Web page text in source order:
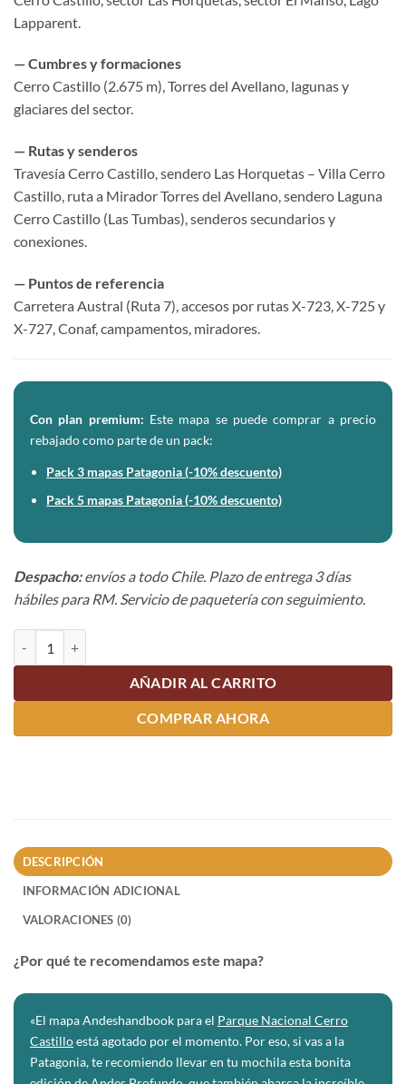
Lapparent.
— Cumbres y formaciones
Cerro Castillo (2.675 m), Torres del Avellano, lagunas y
glaciares del sector.
— Rutas y senderos
Travesía Cerro Castillo, sendero Las Horquetas – Villa Cerro
Castillo, ruta a Mirador Torres del Avellano, sendero Laguna
Cerro Castillo (Las Tumbas), senderos secundarios y
conexiones.
— Puntos de referencia
Carretera Austral (Ruta 7), accesos por rutas X-723, X-725 y
X-727, Conaf, campamentos, miradores.
Con plan premium: Este mapa se puede comprar a precio
rebajado como parte de un pack:
Pack 3 mapas Patagonia (-10%descuento)
Pack 5 mapas Patagonia (-10% descuento)
Despacho:envíos a todo Chile. Plazo de entrega 3 días
hábiles para RM. Servicio de paquetería con seguimiento.
AÑADIR AL CARRITO
COMPRAR AHORA
DESCRIPCIÓN
INFORMACIÓN ADICIONAL
VALORACIONES (0)
¿Por qué te recomendamos este mapa?
«El mapa Andeshandbook para el Parque Nacional Cerro
Castilloestá agotado por el momento. Por eso, si vas a la
Patagonia, te recomiendo llevar en tu mochila esta bonita